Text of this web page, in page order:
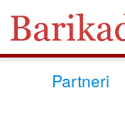
Partneri